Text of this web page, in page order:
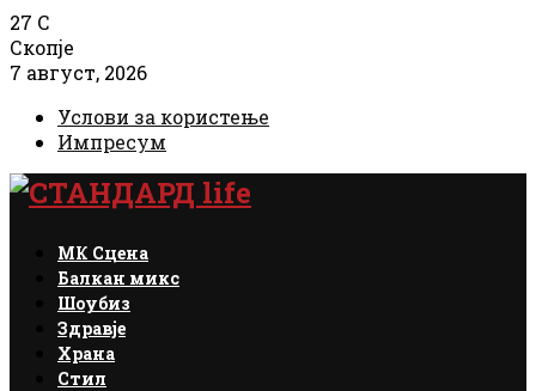
27 C
Скопје
7 август, 2026
Услови за користење
Импресум
Facebook
Instagram
Email
Rss
МК Сцена
Балкан микс
Шоубиз
Здравје
Храна
Стил